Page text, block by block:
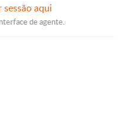
sessão aqui
de agente.